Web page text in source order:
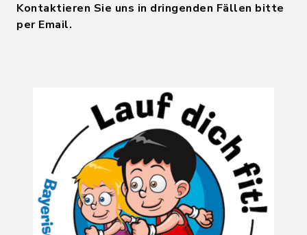
Kontaktieren Sie uns in dringenden Fällen bitte
per Email.